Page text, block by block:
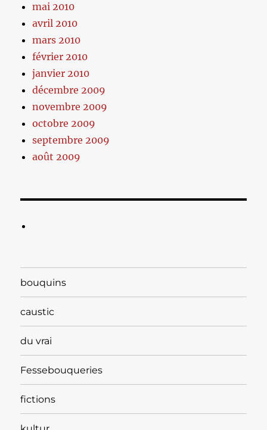
mai 2010
avril 2010
mars 2010
février 2010
janvier 2010
décembre 2009
novembre 2009
octobre 2009
septembre 2009
août 2009
bouquins
caustic
du vrai
Fessebouqueries
fictions